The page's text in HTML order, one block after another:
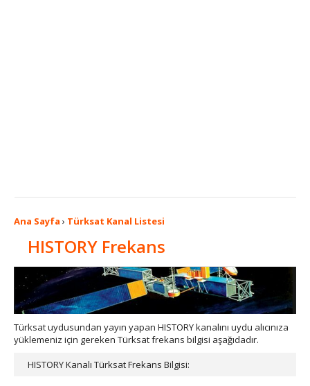
Ana Sayfa › Türksat Kanal Listesi
HISTORY Frekans
Türksat uydusundan yayın yapan HISTORY kanalını uydu alıcınıza
yüklemeniz için gereken Türksat frekans bilgisi aşağıdadır.
HISTORY Kanalı Türksat Frekans Bilgisi: